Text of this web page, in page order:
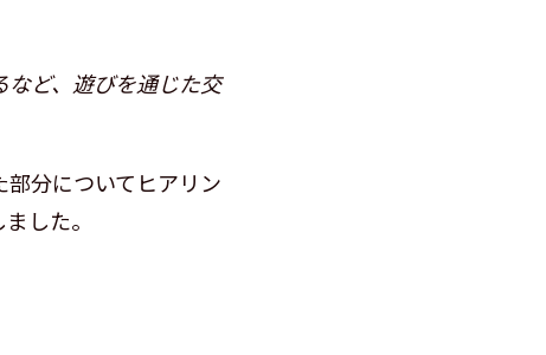
ど、遊びを通じた交
部分についてヒアリン
した。